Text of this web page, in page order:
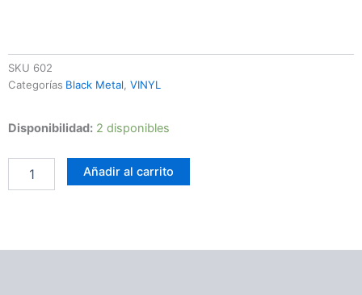
SKU 602
Categorías Black Metal, VINYL
Disponibilidad: 2 disponibles
Behölder
In
Temple
cantidad
Añadir al carrito